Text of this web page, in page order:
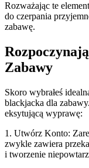
Rozważając te
do czerpania
zabawę.
Zabawy
Skoro wybrałeś
blackjacka dla
eksytującą wyprawę:
1. Utwórz Konto:
zwykle zawiera
i tworzenie